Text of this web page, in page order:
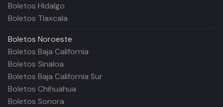
Boletos Hidalgo
Boletos Tlaxcala
Boletos Noroeste
Boletos Baja California
Boletos Sinaloa
Boletos Baja California Sur
Boletos Chihuahua
Boletos Sonora